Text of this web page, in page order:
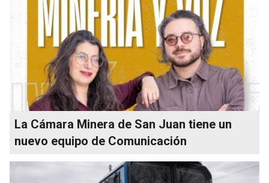
La Cámara Minera de San Juan tiene un
nuevo equipo de Comunicación